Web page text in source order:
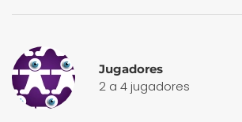
Jugadores
2 a 4 jugadores